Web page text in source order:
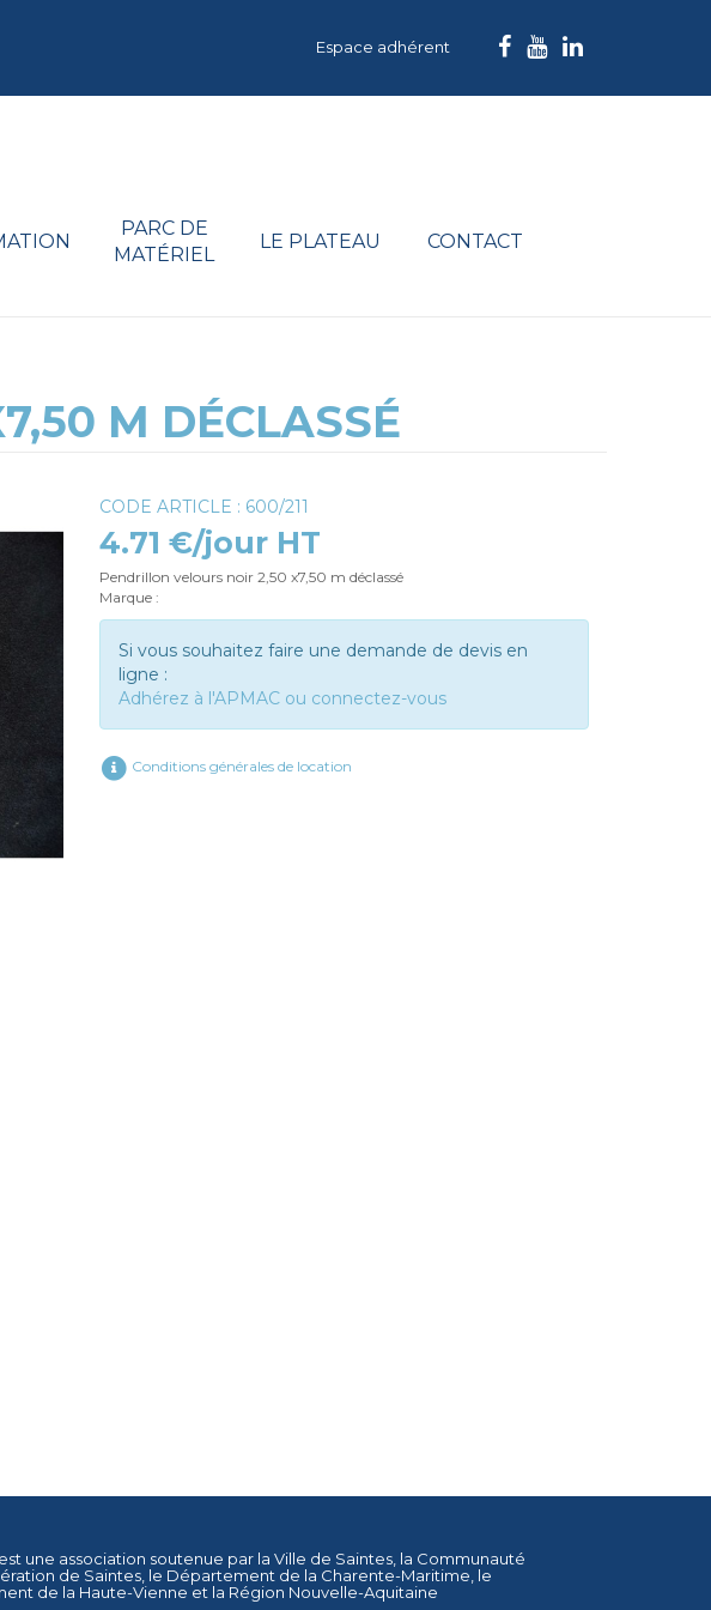
Espace adhérent
PARC DE
MATÉRIEL
LE PLATEAU CONTACT
M DÉCLASSÉ
CODE ARTICLE : 600/211
4.71 €/jour HT
Pendrillon velours noir 2,50 x7,50 m déclassé
Marque :
Si vous souhaitez faire une demande de devis en
ligne :
Adhérez à l'APMAC ou connectez-vous
Conditions générales de location
une association soutenue par la Ville de Saintes , la Communauté
de Saintes , le Département de la Charente-Maritime , le
de la Haute-Vienne et la Région Nouvelle-Aquitaine